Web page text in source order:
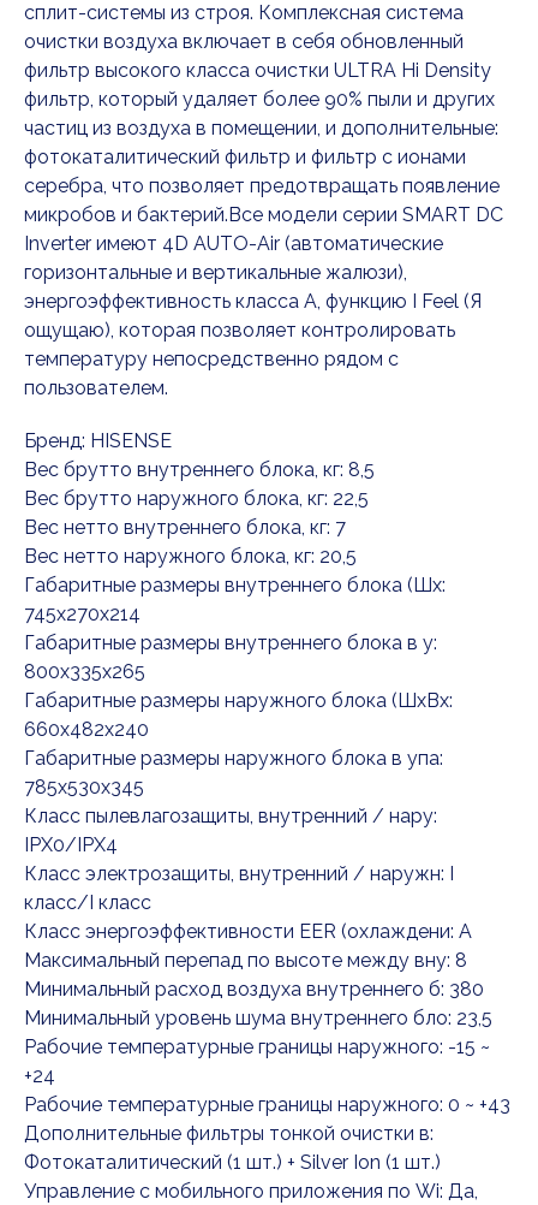
сплит-системы из строя. Комплексная система
очистки воздуха включает в себя обновленный
фильтр высокого класса очистки ULTRA Hi Density
фильтр, который удаляет более 90% пыли и других
частиц из воздуха в помещении, и дополнительные:
фотокаталитический фильтр и фильтр с ионами
серебра, что позволяет предотвращать появление
микробов и бактерий.Все модели серии SMART DC
Inverter имеют 4D AUTO-Air (автоматические
горизонтальные и вертикальные жалюзи),
энергоэффективность класса А, функцию I Feel (Я
ощущаю), которая позволяет контролировать
температуру непосредственно рядом с
пользователем.
Бренд: HISENSE
Вес брутто внутреннего блока, кг: 8,5
Вес брутто наружного блока, кг: 22,5
Вес нетто внутреннего блока, кг: 7
Вес нетто наружного блока, кг: 20,5
Габаритные размеры внутреннего блока (Шx:
745x270x214
Габаритные размеры внутреннего блока в у:
800x335x265
Габаритные размеры наружного блока (ШxВx:
660x482x240
Габаритные размеры наружного блока в упа:
785x530x345
Класс пылевлагозащиты, внутренний / нару:
IPX0/IPX4
Класс электрозащиты, внутренний / наружн: I
класс/I класс
Класс энергоэффективности EER (охлаждени: A
Максимальный перепад по высоте между вну: 8
Минимальный расход воздуха внутреннего б: 380
Минимальный уровень шума внутреннего бло: 23,5
Рабочие температурные границы наружного: -15 ~
+24
Рабочие температурные границы наружного: 0 ~ +43
Дополнительные фильтры тонкой очистки в:
Фотокаталитический (1 шт.) + Silver Ion (1 шт.)
Управление c мобильного приложения по Wi: Да,